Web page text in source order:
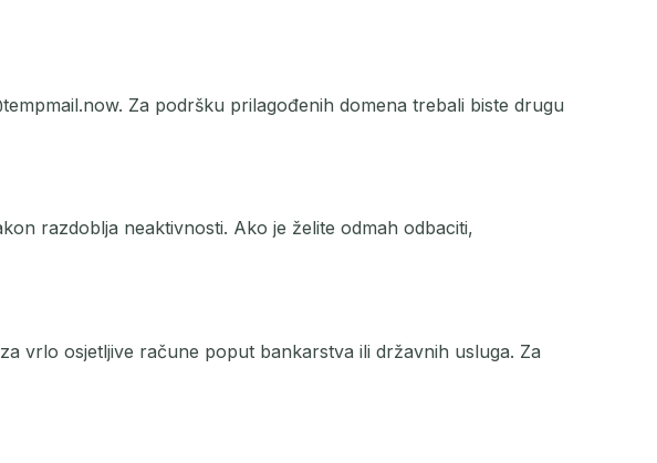
Za podršku prilagođenih domena trebali biste drugu
razdoblja neaktivnosti. Ako je želite odmah odbaciti,
vrlo osjetljive račune poput bankarstva ili državnih usluga. Za